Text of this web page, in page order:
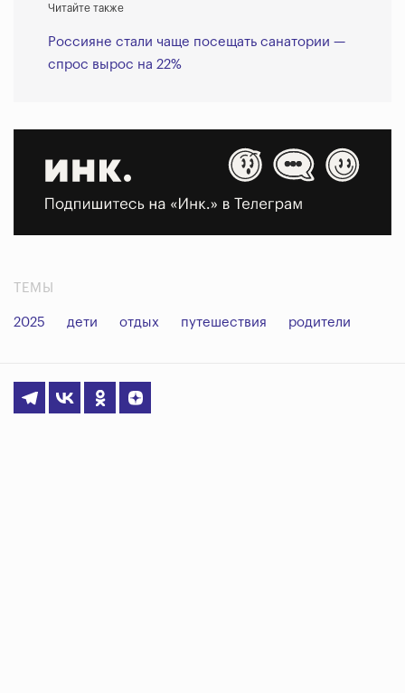
Читайте также
Россияне стали чаще посещать санатории —
спрос вырос на 22%
ТЕМЫ
2025 дети отдых путешествия родители